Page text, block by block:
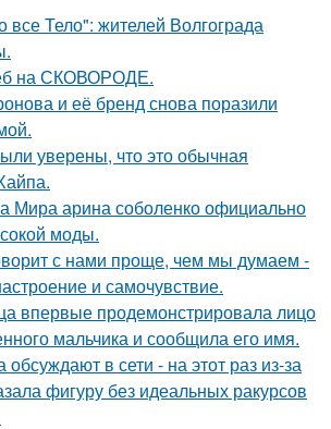
все Тело": жителей Волгограда
на СКОВОРОДЕ.
и её бренд снова поразили
уверены, что это обычная
Мира арина соболенко официально
моды.
с нами проще, чем мы думаем -
и самочувствие.
впервые продемонстрировала лицо
мальчика и сообщила его имя.
обсуждают в сети - на этот раз из-за
фигуру без идеальных ракурсов